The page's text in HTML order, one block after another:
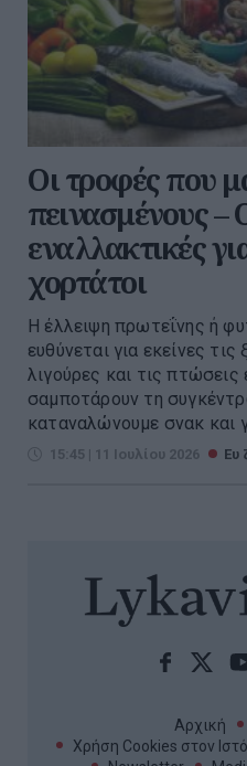
Οι τροφές που
πεινασμένους –
εναλλακτικές
χορτάτοι
Η έλλειψη πρωτεΐνης ή
ευθύνεται για εκείνες
λιγούρες και τις πτώσεις
σαμποτάρουν τη
καταναλώνουμε σνακ και
15:45 | 11 Ιουλίου 2026 Ευ
Αρχική
Χρήση Cookies στον